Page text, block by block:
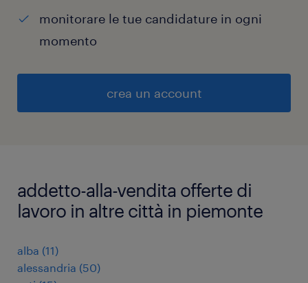
monitorare le tue candidature in ogni
momento
crea un account
addetto-alla-vendita offerte di
lavoro in altre città in piemonte
alba (11)
alessandria (50)